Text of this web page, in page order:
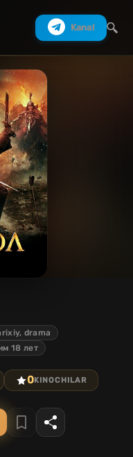
Kanal
drama
18 лет
0KINOCHILAR